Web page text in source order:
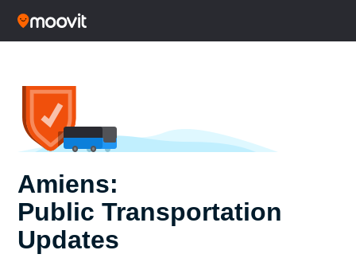
Amiens:
Public Transportation
Updates